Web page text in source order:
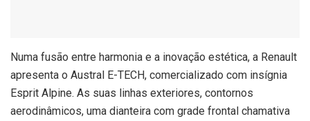
Numa fusão entre harmonia e a inovação estética, a Renault
apresenta o Austral E-TECH, comercializado com insígnia
Esprit Alpine. As suas linhas exteriores, contornos
aerodinâmicos, uma dianteira com grade frontal chamativa